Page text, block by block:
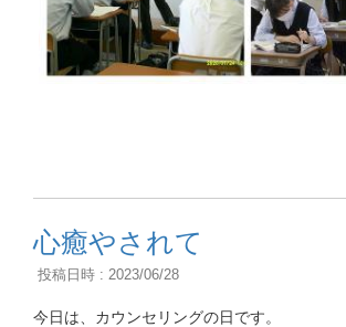
心癒やされて
投稿日時 : 2023/06/28
今日は、カウンセリングの日です。